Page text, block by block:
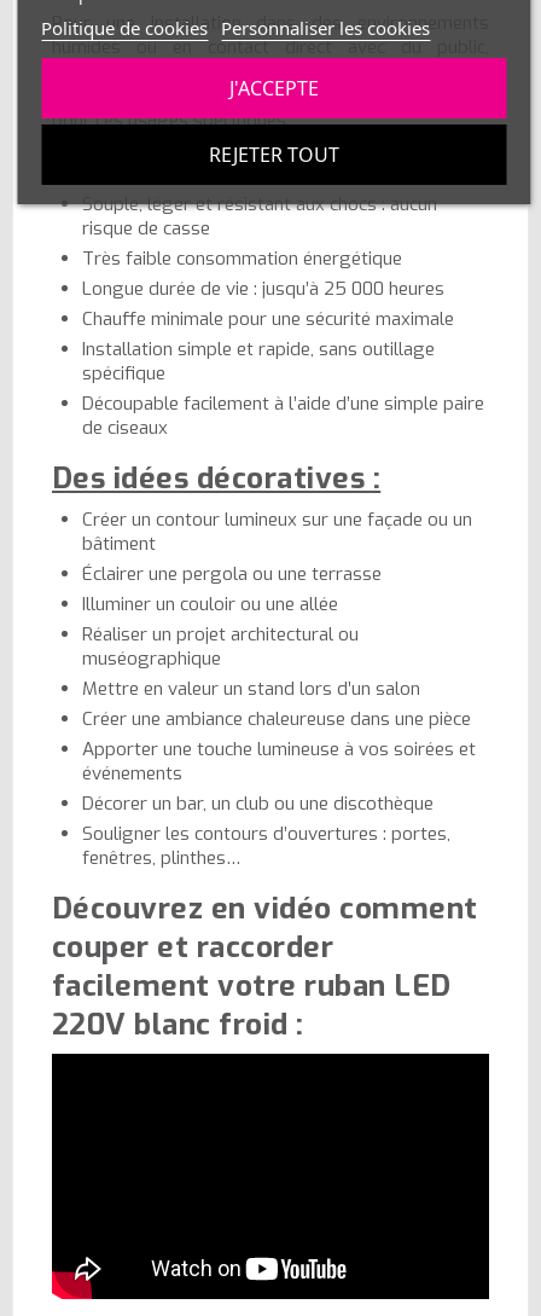
Pour une installation dans des environnements
humides ou en contact direct avec du public,
(12V ou 24V), conformes aux normes de sécurité
pour ces usages spécifiques.
Les avantages :
Souple, léger et résistant aux chocs : aucun
risque de casse
Très faible consommation énergétique
Longue durée de vie : jusqu’à 25 000 heures
Chauffe minimale pour une sécurité maximale
Installation simple et rapide, sans outillage
spécifique
Découpable facilement à l’aide d’une simple paire
de ciseaux
Des idées décoratives :
Créer un contour lumineux sur une façade ou un
bâtiment
Éclairer une pergola ou une terrasse
Illuminer un couloir ou une allée
Réaliser un projet architectural ou
muséographique
Mettre en valeur un stand lors d’un salon
Créer une ambiance chaleureuse dans une pièce
Apporter une touche lumineuse à vos soirées et
événements
Décorer un bar, un club ou une discothèque
Souligner les contours d’ouvertures : portes,
fenêtres, plinthes…
Découvrez en vidéo comment
couper et raccorder
facilement votre ruban LED
220V blanc froid :
Politique de cookies Personnaliser les cookies
REJETER TOUT
J'ACCEPTE